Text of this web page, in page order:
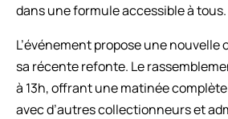
dans une formule accessible à tous.
L’événement propose une
sa récente refonte. Le
à 13h, offrant une matinée
avec d’autres collectionneurs et